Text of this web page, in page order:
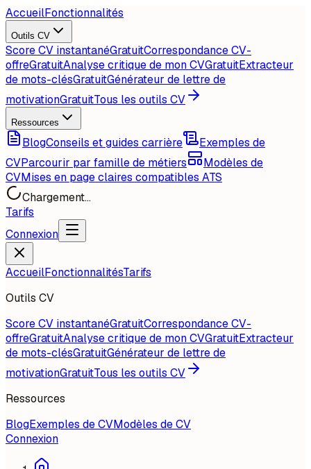
AccueilFonctionnalités
Outils CV
Score CV instantanéGratuitCorrespondance CV-
offreGratuitAnalyse critique de mon CVGratuitExtracteur
de mots-clésGratuitGénérateur de lettre de
motivationGratuitTous les outils CV
Ressources
BlogConseils et guides carrière
Exemples de
CVParcourir par famille de métiers
Modèles de
CVMises en page claires compatibles ATS
Chargement...
Tarifs
Connexion
AccueilFonctionnalitésTarifs
Outils CV
Score CV instantanéGratuitCorrespondance CV-
offreGratuitAnalyse critique de mon CVGratuitExtracteur
de mots-clésGratuitGénérateur de lettre de
motivationGratuitTous les outils CV
Ressources
BlogExemples de CVModèles de CV
Connexion